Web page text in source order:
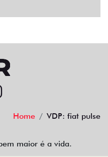
Home VDP: fiat pulse
maior é a vida.